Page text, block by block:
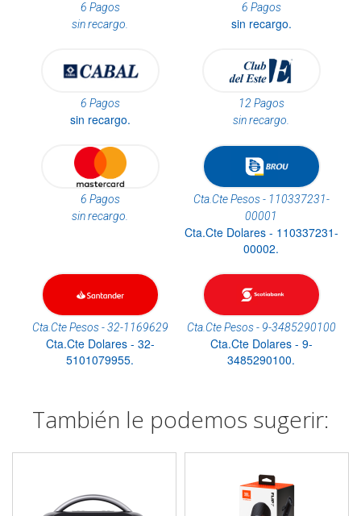
6 Pagos
sin recargo.
6 Pagos
sin recargo.
6 Pagos
sin recargo.
12 Pagos
sin recargo.
6 Pagos
sin recargo.
Cta.Cte Pesos - 110337231-
00001
Cta.Cte Dolares - 110337231-
00002.
Cta.Cte Pesos - 32-1169629
Cta.Cte Dolares - 32-
5101079955.
Cta.Cte Pesos - 9-3485290100
Cta.Cte Dolares - 9-
3485290100.
También le podemos sugerir: